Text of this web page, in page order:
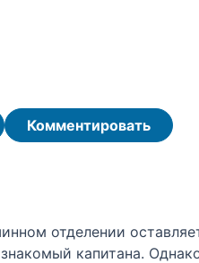
Комментировать
отделении
капитана.